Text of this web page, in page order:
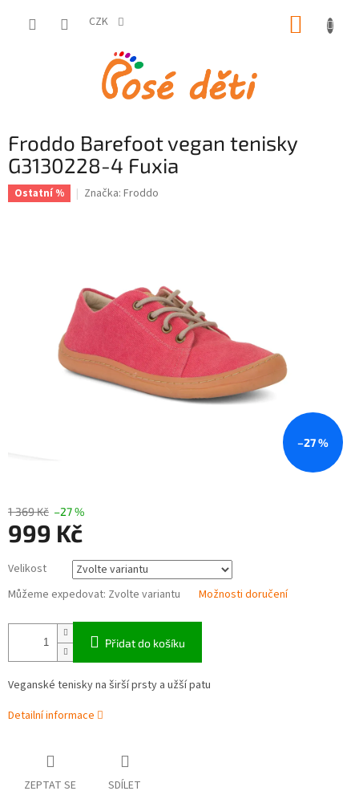
CZK
Froddo Barefoot vegan tenisky
G3130228-4 Fuxia
Ostatní % Značka: Froddo
–27 %
1 369 Kč –27 %
999 Kč
cena:
Velikost
Můžeme expedovat: Zvolte variantu Možnosti doručení
Přidat do košíku
Veganské tenisky na širší prsty a užší patu
Detailní informace
ZEPTAT SE SDÍLET